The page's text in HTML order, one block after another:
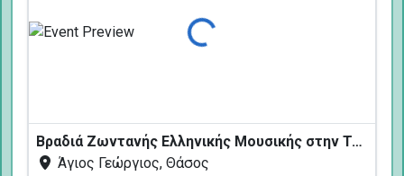
Φόρτωση...
Βραδιά Ζωντανής Ελληνικής Μουσικής στην Ταβέρνα Κελάρι
Άγιος Γεώργιος, Θάσος